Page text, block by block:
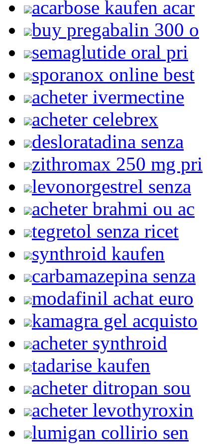
acarbose kaufen acar
buy pregabalin 300 o
semaglutide oral pri
sporanox online best
acheter ivermectine
acheter celebrex
desloratadina senza
zithromax 250 mg pri
levonorgestrel senza
acheter brahmi ou ac
tegretol senza ricet
synthroid kaufen
carbamazepina senza
modafinil achat euro
kamagra gel acquisto
acheter synthroid
tadarise kaufen
acheter ditropan sou
acheter levothyroxin
lumigan collirio sen